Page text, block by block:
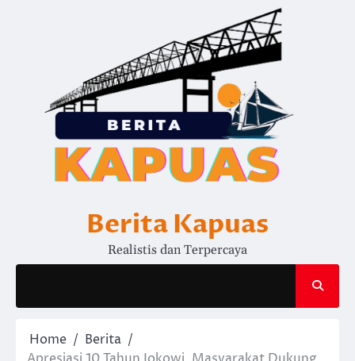
Berita Kapuas
Realistis dan Terpercaya
Home
Berita